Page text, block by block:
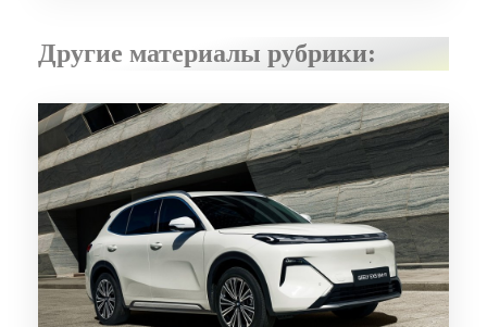
Другие материалы рубрики: